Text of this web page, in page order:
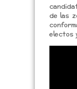
de las
electos